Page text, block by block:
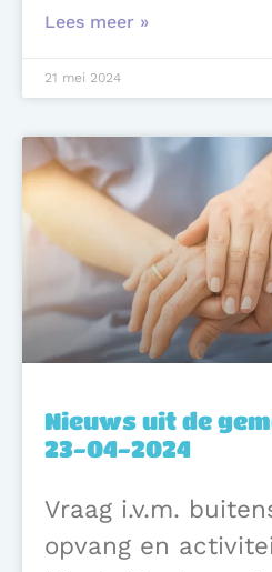
Lees meer »
21 mei 2024
Nieuws uit de
23-04-2024
Vraag i.v.m.
opvang en